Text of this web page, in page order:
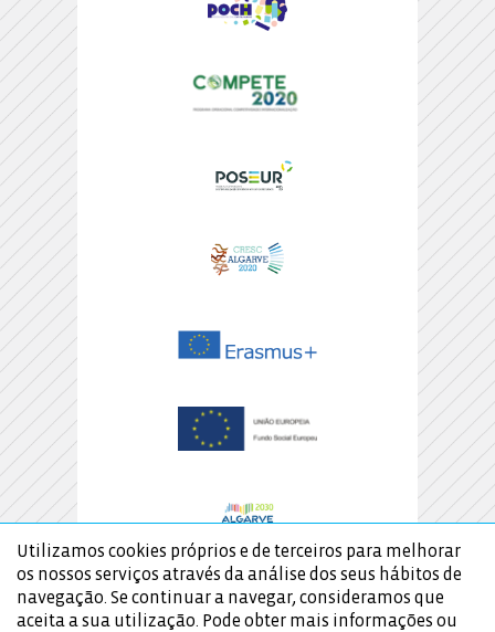
Utilizamos cookies próprios e de terceiros para melhorar
os nossos serviços através da análise dos seus hábitos de
navegação. Se continuar a navegar, consideramos que
aceita a sua utilização. Pode obter mais informações ou